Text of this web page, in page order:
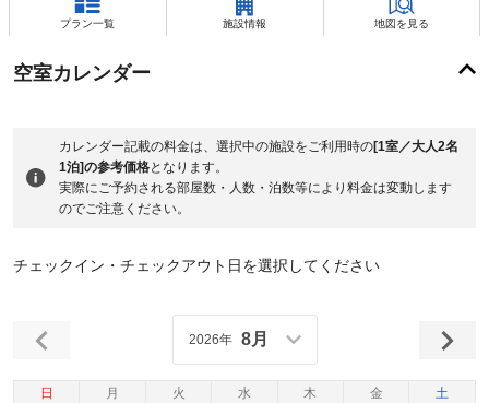
プラン一覧 施設情報 地図を見る
空室カレンダー
カレンダー記載の料金は、選択中の施設をご利用時の[1室／大人2名
1泊]の参考価格となります。
実際にご予約される部屋数・人数・泊数等により料金は変動します
のでご注意ください。
チェックイン・チェックアウト日を選択してください
日 月 火 水 木 金 土
2026年 8月